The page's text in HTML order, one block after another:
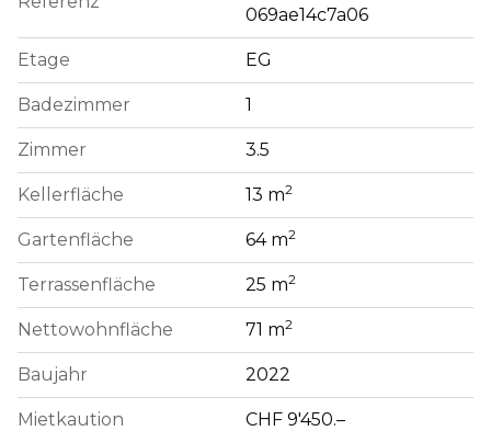
069ae14c7a06
Etage EG
Badezimmer 1
Zimmer 3.5
Kellerfläche 13 m2
Gartenfläche 64 m2
Terrassenfläche 25 m2
Nettowohnfläche 71 m2
Baujahr 2022
Mietkaution CHF 9'450.–